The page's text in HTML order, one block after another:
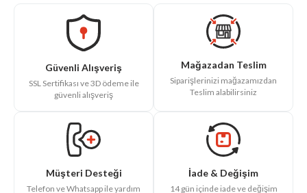
Güvenli Alışveriş
SSL Sertifikası ve 3D ödeme ile
güvenli alışveriş
Mağazadan Teslim
Siparişlerinizi mağazamızdan
Teslim alabilirsiniz
Müşteri Desteği
Telefon ve Whatsapp ile yardım
İade & Değişim
14 gün içinde iade ve değişim